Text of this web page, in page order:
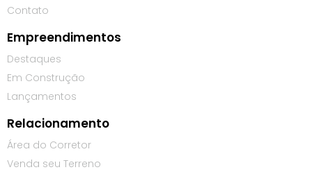
Contato
Empreendimentos
Destaques
Em Construção
Lançamentos
Relacionamento
Área do Corretor
Venda seu Terreno